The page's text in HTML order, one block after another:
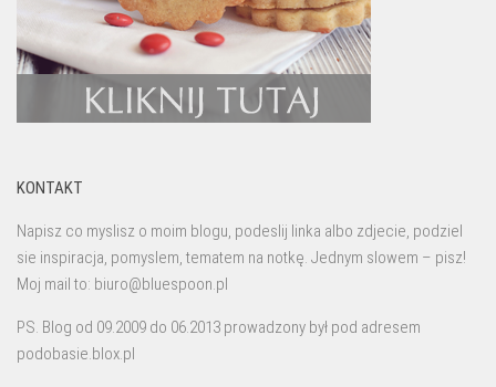
KONTAKT
Napisz co myslisz o moim blogu, podeslij linka albo zdjecie, podziel
sie inspiracja, pomyslem, tematem na notkę. Jednym slowem – pisz!
Moj mail to: biuro@bluespoon.pl
PS. Blog od 09.2009 do 06.2013 prowadzony był pod adresem
podobasie.blox.pl